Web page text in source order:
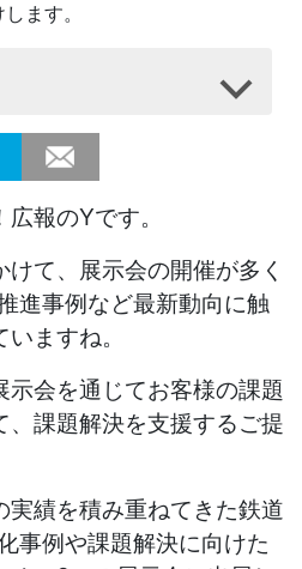
ます。
報のYです。
て、展示会の開催が多く
進事例など最新動向に触
ますね。
示会を通じてお客様の課題
、課題解決を支援するご提
実績を積み重ねてきた鉄道
事例や課題解決に向けた